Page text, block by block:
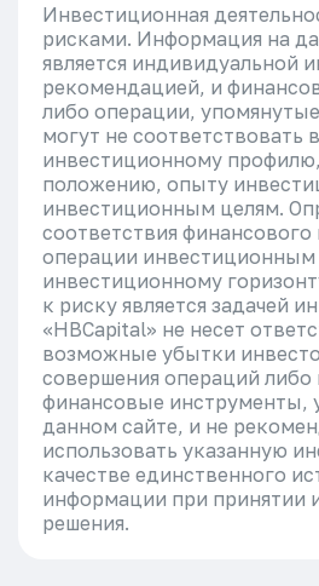
Инвестиционная
рисками. Информация на
является индивидуальной
рекомендацией, и
либо операции,
могут не соответствовать
инвестиционному
положению, опыту
инвестиционным целям.
соответствия
операции инвестиционным
инвестиционному
к риску является задачей
«HBCapital» не несет
возможные убытки
совершения операций либо
финансовые инструменты,
данном сайте, и не
использовать указанную
качестве единственного
информации при принятии
решения.